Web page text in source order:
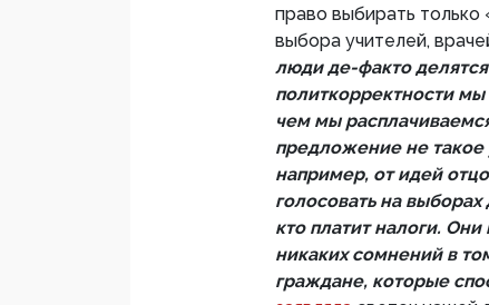
право выбирать
выбора учителей,
люди де-факто
политкорректности
чем мы
предложение не
например, от идей
голосовать на
кто платит налоги.
никаких сомнений в
граждане, которые